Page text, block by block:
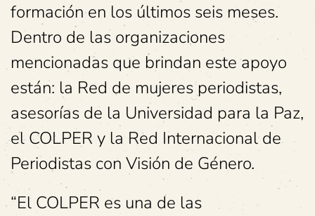
formación en los últimos seis meses.
Dentro de las organizaciones
mencionadas que brindan este apoyo
están: la Red de mujeres periodistas,
asesorías de la Universidad para la Paz,
el COLPER y la Red Internacional de
Periodistas con Visión de Género.
“El COLPER es una de las